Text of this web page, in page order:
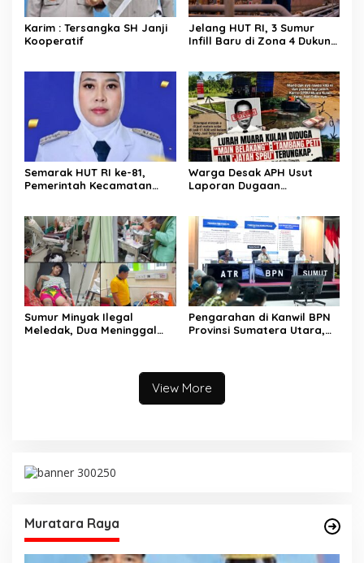
Karim : Tersangka SH Janji
Kooperatif
Jelang HUT RI, 3 Sumur
Infill Baru di Zona 4 Dukung
Semarak HUT RI ke-81,
Pemerintah Kecamatan
Warga Desak APH Usut
Laporan Dugaan
Sumur Minyak Ilegal
Meledak, Dua Meninggal
Pengarahan di Kanwil BPN
Provinsi Sumatera Utara,
Masyarakat
View More
Muratara Raya